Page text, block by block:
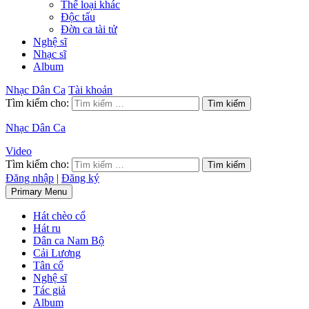
Thể loại khác
Độc tấu
Đờn ca tài tử
Nghệ sĩ
Nhạc sĩ
Album
Nhạc Dân Ca Tài khoản
Tìm kiếm cho:
Nhạc Dân Ca
Video
Tìm kiếm cho:
Đăng nhập | Đăng ký
Primary Menu
Hát chèo cổ
Hát ru
Dân ca Nam Bộ
Cải Lương
Tân cổ
Nghệ sĩ
Tác giả
Album